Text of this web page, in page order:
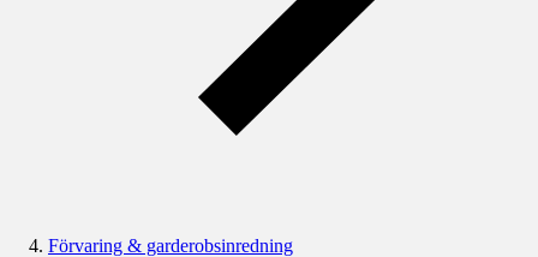
Förvaring & garderobsinredning